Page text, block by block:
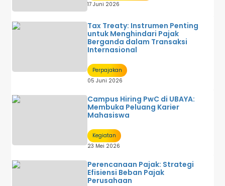
17 Juni 2026
Tax Treaty: Instrumen Penting
untuk Menghindari Pajak
Berganda dalam Transaksi
Internasional
Perpajakan
05 Juni 2026
Campus Hiring PwC di UBAYA:
Membuka Peluang Karier
Mahasiswa
Kegiatan
23 Mei 2026
Perencanaan Pajak: Strategi
Efisiensi Beban Pajak
Perusahaan